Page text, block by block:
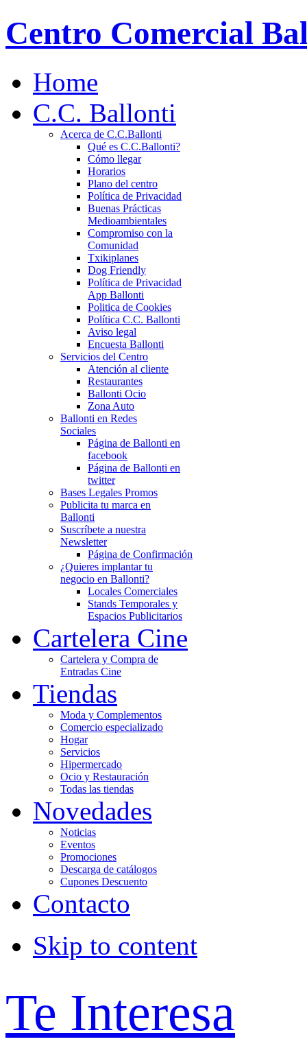
Centro Comercial
Home
C.C. Ballonti
Acerca de C.C.Ballonti
Qué es C.C.Ballonti?
Cómo llegar
Horarios
Plano del centro
Política de Privacidad
Buenas Prácticas
Medioambientales
Compromiso con la
Comunidad
Txikiplanes
Dog Friendly
Política de Privacidad
App Ballonti
Politica de Cookies
Política C.C. Ballonti
Aviso legal
Encuesta Ballonti
Servicios del Centro
Atención al cliente
Restaurantes
Ballonti Ocio
Zona Auto
Ballonti en Redes
Sociales
Página de Ballonti en
facebook
Página de Ballonti en
twitter
Bases Legales Promos
Publicita tu marca en
Ballonti
Suscríbete a nuestra
Newsletter
Página de Confirmación
¿Quieres implantar tu
negocio en Ballonti?
Locales Comerciales
Stands Temporales y
Espacios Publicitarios
Cartelera Cine
Cartelera y Compra de
Entradas Cine
Tiendas
Moda y Complementos
Comercio especializado
Hogar
Servicios
Hipermercado
Ocio y Restauración
Todas las tiendas
Novedades
Noticias
Eventos
Promociones
Descarga de catálogos
Cupones Descuento
Contacto
Skip to content
Te Interesa